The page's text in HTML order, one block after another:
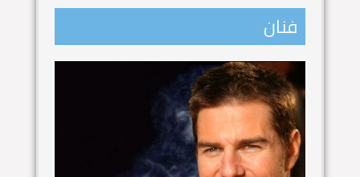
فنان